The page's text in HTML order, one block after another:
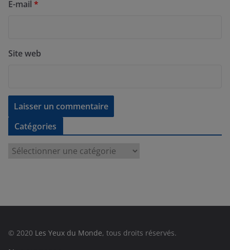
E-mail *
Site web
Catégories
© 2020 Les Yeux du Monde, tous droits réservés.